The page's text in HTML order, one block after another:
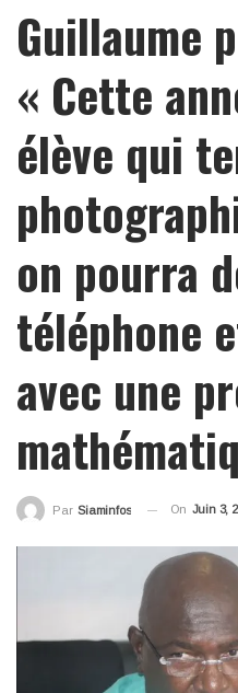
Guillaume
« Cette
élève qui
on pourra
téléphone
avec une
Par Siaminfos On Juin 3,